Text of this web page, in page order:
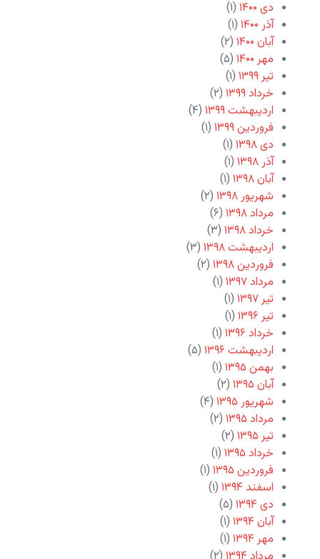
دی ۱۴۰۰
(۱)
آذر ۱۴۰۰
(۱)
آبان ۱۴۰۰
(۲)
مهر ۱۴۰۰
(۵)
تیر ۱۳۹۹
(۱)
خرداد ۱۳۹۹
(۲)
اردیبهشت ۱۳۹۹
(۴)
فروردین ۱۳۹۹
(۱)
دی ۱۳۹۸
(۱)
آذر ۱۳۹۸
(۱)
آبان ۱۳۹۸
(۱)
شهریور ۱۳۹۸
(۲)
مرداد ۱۳۹۸
(۶)
خرداد ۱۳۹۸
(۳)
اردیبهشت ۱۳۹۸
(۳)
فروردین ۱۳۹۸
(۲)
مرداد ۱۳۹۷
(۱)
تیر ۱۳۹۷
(۱)
تیر ۱۳۹۶
(۱)
خرداد ۱۳۹۶
(۱)
اردیبهشت ۱۳۹۶
(۵)
بهمن ۱۳۹۵
(۱)
آبان ۱۳۹۵
(۲)
شهریور ۱۳۹۵
(۴)
مرداد ۱۳۹۵
(۲)
تیر ۱۳۹۵
(۲)
خرداد ۱۳۹۵
(۱)
فروردین ۱۳۹۵
(۱)
اسفند ۱۳۹۴
(۱)
دی ۱۳۹۴
(۵)
آبان ۱۳۹۴
(۱)
مهر ۱۳۹۴
(۱)